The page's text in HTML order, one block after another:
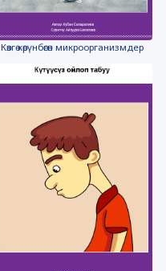
Көзгө көрүнбөгөн микроорганизмдер